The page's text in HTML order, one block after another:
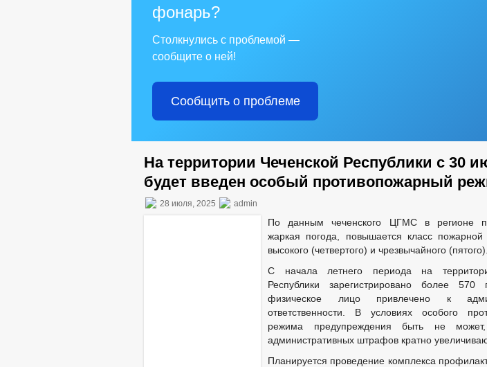
фонарь?
Столкнулись с проблемой —
сообщите о ней!
Сообщить о проблеме
На территории Чеченской Республики с 30
будет введен особый противопожарный
28 июля, 2025 admin
По данным чеченского ЦГМС в регионе
жаркая погода, повышается класс пожарной
высокого (четвертого) и чрезвычайного (пятого).
С начала летнего периода на
Республики зарегистрировано более 570
физическое лицо привлечено к
ответственности. В условиях особого
режима предупреждения быть не
административных штрафов кратно
Планируется проведение комплекса